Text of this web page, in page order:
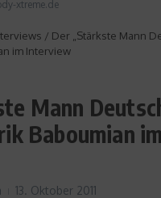
xtreme.de
/ Der „Stärkste Mann
im Interview
Mann
Baboumian im
13. Oktober 2011